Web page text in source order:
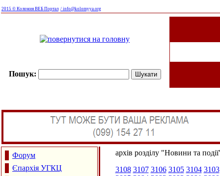
2015 © Коломия ВЕБ Портал / info@kolomyya.org
Пошук:
Форум
Єпархія УГКЦ
архів розділу "Новини та
3108 3107 3106 3105 3104 3103